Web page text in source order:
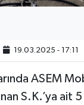
19.03.2025 - 17:11
ASEM
S.K.’ya ait